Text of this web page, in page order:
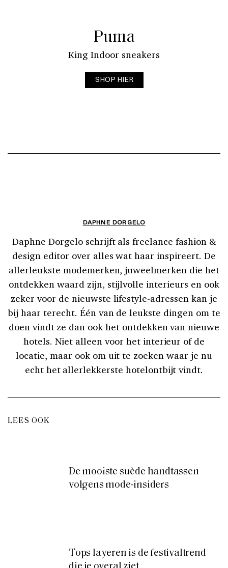
Puma
King Indoor sneakers
SHOP HIER
DAPHNE DORGELO
Daphne Dorgelo schrijft als freelance fashion &
design editor over alles wat haar inspireert. De
allerleukste modemerken, juweelmerken die het
ontdekken waard zijn, stijlvolle interieurs en ook
zeker voor de nieuwste lifestyle-adressen kan je
bij haar terecht. Één van de leukste dingen om te
doen vindt ze dan ook het ontdekken van nieuwe
hotels. Niet alleen voor het interieur of de
locatie, maar ook om uit te zoeken waar je nu
echt het allerlekkerste hotelontbijt vindt.
LEES OOK
De mooiste suède handtassen
volgens mode-insiders
Tops layeren is de festivaltrend